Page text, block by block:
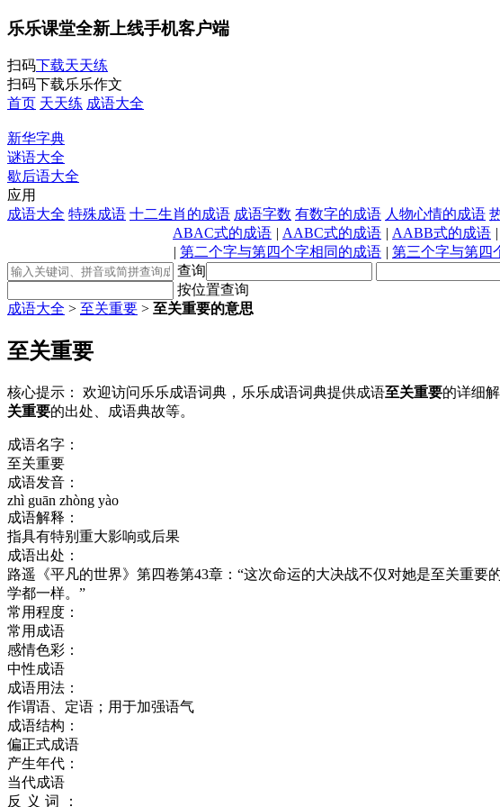
乐乐课堂全新上线手机客户端
扫码下载天天练
扫码下载乐乐作文
首页 天天练 成语大全
新华字典
谜语大全
歇后语大全
应用
成语大全 特殊成语 十二生肖的成语 成语字数 有数字的成语 人物心情的成语
ABAC式的成语 | AABC式的成语 | AABB式的成语 |
| 第二个字与第四个字相同的成语 | 第三个字与第四
查询
按位置查询
成语大全 > 至关重要 > 至关重要的意思
至关重要
核心提示： 欢迎访问乐乐成语词典，乐乐成语词典提供成语至关重要的详细
关重要的出处、成语典故等。
成语名字：
至关重要
成语发音：
zhì guān zhòng yào
成语解释：
指具有特别重大影响或后果
成语出处：
路遥《平凡的世界》第四卷第43章：“这次命运的大决战不仅对她是至关重要
学都一样。”
常用程度：
常用成语
感情色彩：
中性成语
成语用法：
作谓语、定语；用于加强语气
成语结构：
偏正式成语
产生年代：
当代成语
反义词：